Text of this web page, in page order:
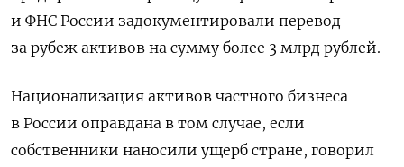
и ФНС России задокументировали перевод
за рубеж активов на сумму более 3 млрд рублей.
Национализация активов частного бизнеса
в России оправдана в том случае, если
собственники наносили ущерб стране, говорил